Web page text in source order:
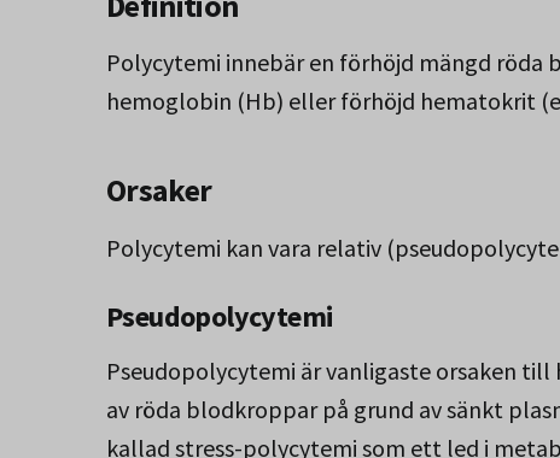
Polycytemi innebär en förhöjd mängd
hemoglobin (Hb) eller förhöjd hematokrit
Orsaker
Polycytemi kan vara relativ
Pseudopolycytemi
Pseudopolycytemi är vanligaste orsaken
av röda blodkroppar på grund av sänkt
kallad stress-polycytemi som ett led i